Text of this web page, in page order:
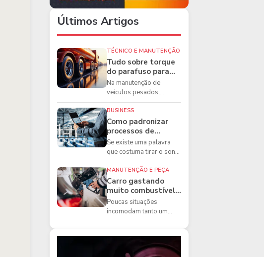
Últimos Artigos
TÉCNICO E MANUTENÇÃO
Tudo sobre torque
do parafuso para
caminhões e as
boas práticas que
todo mecânico
precisa conhecer
Na manutenção de
veículos pesados,
existem ferramentas que
fazem diferença direta na
segurança e na ...
BUSINESS
Como padronizar
processos de
manutenção de
frota na oficina
Se existe uma palavra
que costuma tirar o sono
dos gestores de
manutenção, ela é a
imprevisibilidade...
MANUTENÇÃO E PEÇA
Carro gastando
muito combustível:
5 motivos que
podem aumentar o
Poucas situações
incomodam tanto um
acabando mais r...